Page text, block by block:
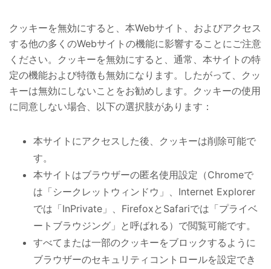
クッキーを無効にすると、本Webサイト、およびアクセス
する他の多くのWebサイトの機能に影響することにご注意
ください。クッキーを無効にすると、通常、本サイトの特
定の機能および特徴も無効になります。したがって、クッ
キーは無効にしないことをお勧めします。クッキーの使用
に同意しない場合、以下の選択肢があります：
本サイトにアクセスした後、クッキーは削除可能で
す。
本サイトはブラウザーの匿名使用設定（Chromeで
は「シークレットウィンドウ」、Internet Explorer
では「InPrivate」、FirefoxとSafariでは「プライベ
ートブラウジング」と呼ばれる）で閲覧可能です。
すべてまたは一部のクッキーをブロックするように
ブラウザーのセキュリティコントロールを設定でき